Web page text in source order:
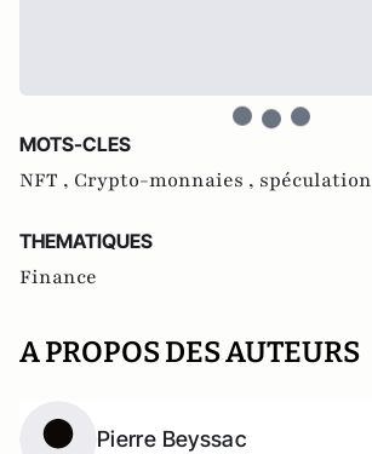
MOTS-CLES
NFT , Crypto-monnaies , spéculation
THEMATIQUES
Finance
A PROPOS DES AUTEURS
Pierre Beyssac